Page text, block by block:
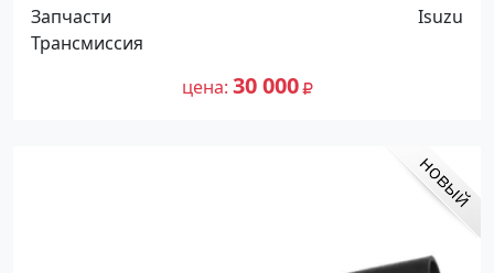
Запчасти
Isuzu
Трансмиссия
цена 30 000